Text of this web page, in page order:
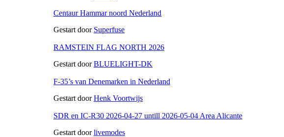
Centaur Hammar noord Nederland
Gestart door Superfuse
RAMSTEIN FLAG NORTH 2026
Gestart doorBLUELIGHT-DK
F-35’s van Denemarken in Nederland
Gestart doorHenk Voortwijs
SDR en IC-R30 2026-04-27 untill 2026-05-04 Area Alicante
Gestart doorlivemodes